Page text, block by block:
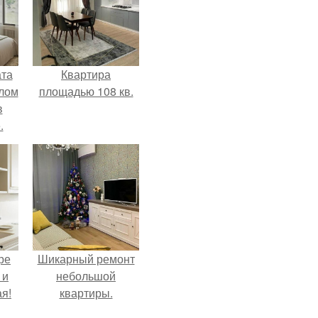
Квартира
площадью 108 кв.
Шикарный ремонт
небольшой
квартиры.